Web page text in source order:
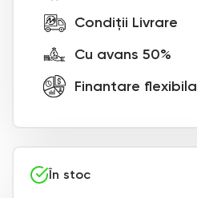
Condiții Livrare
Cu avans 50%
Finantare flexibila
În stoc